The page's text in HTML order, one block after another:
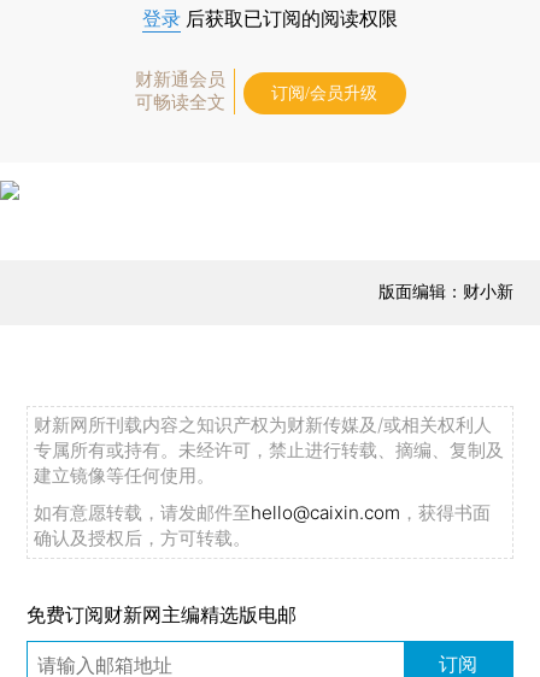
登录 后获取已订阅的阅读权限
财新通会员
可畅读全文
订阅/会员升级
版面编辑：财小新
财新网所刊载内容之知识产权为财新传媒及/或相关权利人
专属所有或持有。未经许可，禁止进行转载、摘编、复制及
建立镜像等任何使用。
如有意愿转载，请发邮件至hello@caixin.com ，获得书面
确认及授权后，方可转载。
免费订阅财新网主编精选版电邮
订阅